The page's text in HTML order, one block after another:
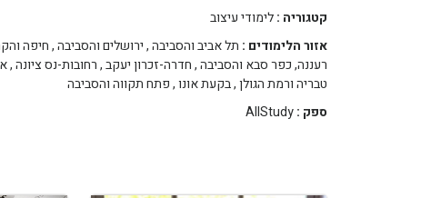
קטגוריה :לימודי עיצוב
אזור הלימודים : תל אביב והסביבה,ירושלים והסביבה,חיפה
רעננה, כפר סבא והסביבה,חדרה-זכרון יעקב,רחובות-נס ציונה,
טבריה ורמת הגולן,בקעת אונו,פתח תקווה והסביבה
ספק :AllStudy